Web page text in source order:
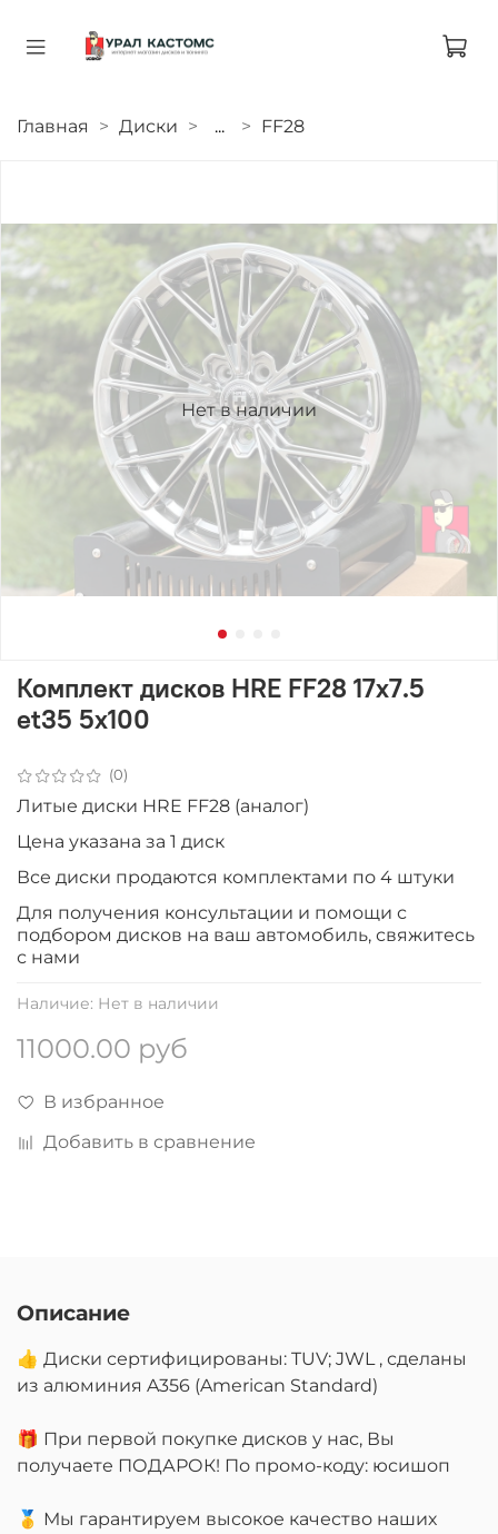
Главная Диски ... FF28
Нет в наличии
(0)
Наличие: Нет в наличии
Комплект дисков HRE FF28 17x7.5
et35 5x100
11000.00 руб
В избранное
Добавить в сравнение
Литые диски HRE FF28 (аналог)
Цена указана за 1 диск
Все диски продаютcя комплектами по 4 штуки
Для получения консультации и помощи с
подбором дисков на ваш автомобиль, свяжитесь
с нами
Описание
👍 Диски сертифицированы: TUV; JWL , сделаны
из алюминия A356 (American Standard)
🎁 При первой покупке дисков у нас, Вы
получаете ПОДАРОК! По промо-коду: юсишоп
🥇 Мы гарантируем высокое качество наших